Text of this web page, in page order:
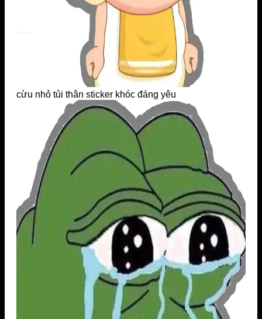
cừu nhỏ tủi thân sticker khóc đáng yêu